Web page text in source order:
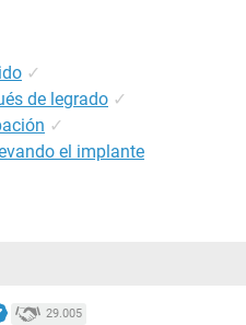
✓
de legrado ✓
✓
el implante
29.005